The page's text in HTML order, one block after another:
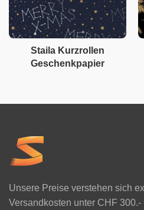
Staila Kurzrollen
Geschenkpapier
Unsere Preise verstehen sich
Versandkosten unter CHF 300.-